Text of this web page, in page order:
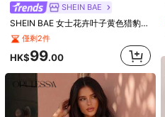
Rafferiza
SHEIN BAE
SHEIN BAE 女士花卉叶子黄色猎豹纹立领修身迷你连衣裙，透视网纱面料，米色波西米亚风夜店夏季派对海滩节
僅剩2件
HK$99.00